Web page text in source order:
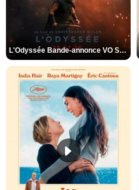
L'Odyssée Bande-annonce VO STFR